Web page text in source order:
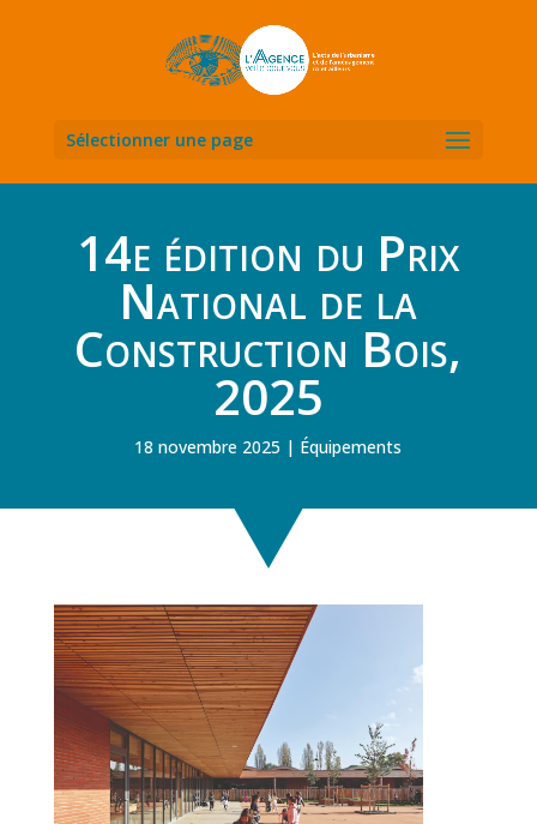
Sélectionner une page
14e édition du Prix
National de la
Construction Bois,
2025
18 novembre 2025 Équipements